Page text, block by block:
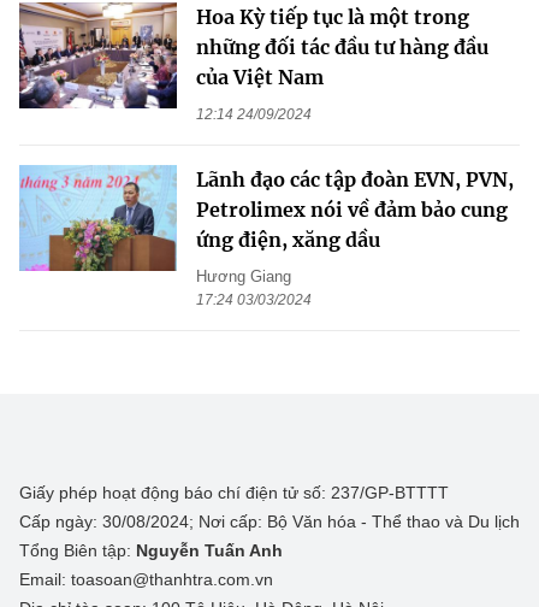
Hoa Kỳ tiếp tục là một trong
những đối tác đầu tư hàng đầu
của Việt Nam
12:14 24/09/2024
Lãnh đạo các tập đoàn EVN, PVN,
Petrolimex nói về đảm bảo cung
ứng điện, xăng dầu
Hương Giang
17:24 03/03/2024
Giấy phép hoạt động báo chí điện tử số: 237/GP-BTTTT
Cấp ngày: 30/08/2024; Nơi cấp: Bộ Văn hóa - Thể thao và Du lịch
Tổng Biên tập: Nguyễn Tuấn Anh
Email: toasoan@thanhtra.com.vn